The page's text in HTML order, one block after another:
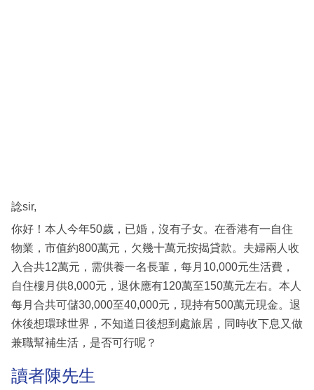
諗sir,
你好！本人今年50歲，已婚，沒有子女。在香港有一自住
物業，市值約800萬元，欠幾十萬元按揭貸款。夫婦兩人收
入合共12萬元，需供養一名長輩，每月10,000元生活費，
自住樓月供8,000元，退休應有120萬至150萬元左右。本人
每月合共可儲30,000至40,000元，現持有500萬元現金。退
休後想環球世界，不知道日後想到處旅居，同時收下息又做
兼職幫補生活，是否可行呢？
讀者陳先生